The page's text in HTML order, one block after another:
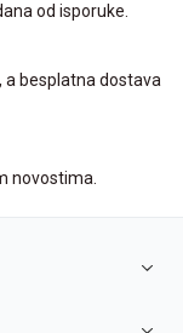
od isporuke.
a besplatna dostava
novostima.